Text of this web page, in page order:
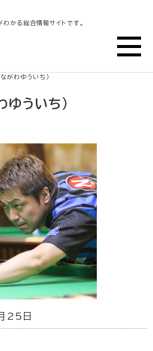
かる総合情報サイトです。
がわゆういち）
ゆういち）
25日